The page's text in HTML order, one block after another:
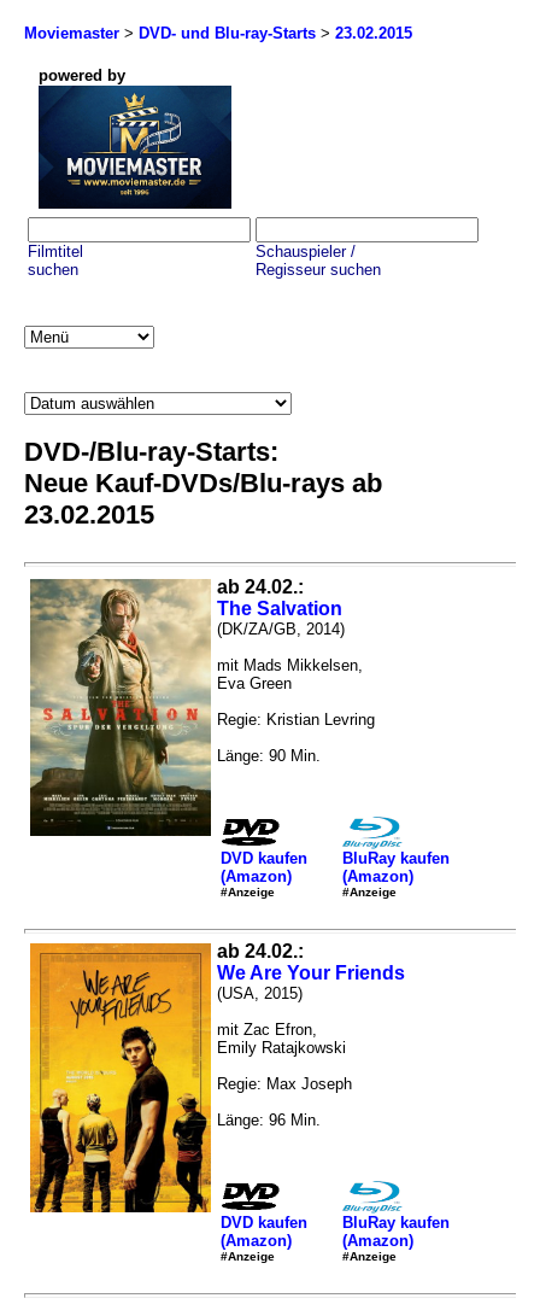
Moviemaster > DVD- und Blu-ray-Starts > 23.02.2015
powered by
Filmtitel
suchen
Schauspieler /
Regisseur suchen
DVD-/Blu-ray-Starts:
Neue Kauf-DVDs/Blu-rays ab
23.02.2015
ab 24.02.:
The Salvation
(DK/ZA/GB, 2014)
mit Mads Mikkelsen,
Eva Green
Regie: Kristian Levring
Länge: 90 Min.
DVD kaufen
(Amazon)
#Anzeige
BluRay kaufen
(Amazon)
#Anzeige
ab 24.02.:
We Are Your Friends
(USA, 2015)
mit Zac Efron,
Emily Ratajkowski
Regie: Max Joseph
Länge: 96 Min.
DVD kaufen
(Amazon)
#Anzeige
BluRay kaufen
(Amazon)
#Anzeige